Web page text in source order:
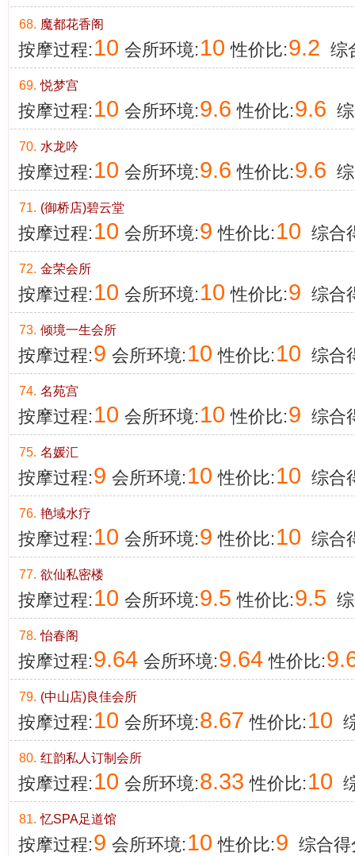
68. 魔都花香阁
按摩过程: 10 会所环境: 10 性价比:9.2 综
69. 悦梦宫
按摩过程: 10 会所环境:9.6 性价比:9.6
70. 水龙吟
按摩过程: 10 会所环境:9.6 性价比:9.6
71. (御桥店)碧云堂
按摩过程: 10 会所环境:9 性价比: 10 综合
72. 金荣会所
按摩过程: 10 会所环境: 10 性价比:9 综合
73. 倾境一生会所
按摩过程:9 会所环境: 10 性价比: 10 综合
74. 名苑宫
按摩过程: 10 会所环境: 10 性价比:9 综合
75. 名媛汇
按摩过程:9 会所环境: 10 性价比: 10 综合
76. 艳域水疗
按摩过程: 10 会所环境:9 性价比: 10 综合
77. 欲仙私密楼
按摩过程: 10 会所环境:9.5 性价比:9.5
78. 怡春阁
按摩过程:9.64 会所环境:9.64 性价比:
79. (中山店)良佳会所
按摩过程: 10 会所环境:8.67 性价比: 10
80. 红韵私人订制会所
按摩过程: 10 会所环境:8.33 性价比: 10
81. 忆SPA足道馆
按摩过程:9 会所环境: 10 性价比:9 综合得